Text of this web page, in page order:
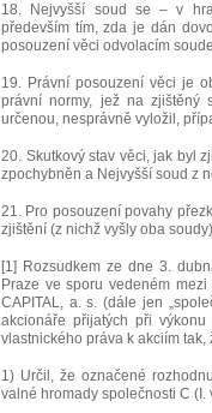
18. Nejvyšší soud se – v
především tím, zda je dán
posouzení věci odvolacím
19. Právní posouzení věci je
právní normy, jež na zjištěný
určenou, nesprávně vyložil,
20. Skutkový stav věci, jak byl
zpochybněn a Nejvyšší soud z
21. Pro posouzení povahy
zjištění (z nichž vyšly oba
[1] Rozsudkem ze dne 3.
Praze ve sporu vedeném
CAPITAL, a. s. (dále jen
akcionáře přijatých při
vlastnického práva k akciím tak,
1) Určil, že označené
valné hromady společnosti C (I.